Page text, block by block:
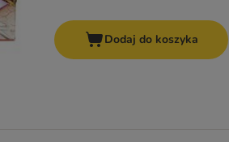
Dodaj do koszyka